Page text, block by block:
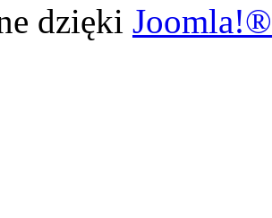
dzięki Joomla!®